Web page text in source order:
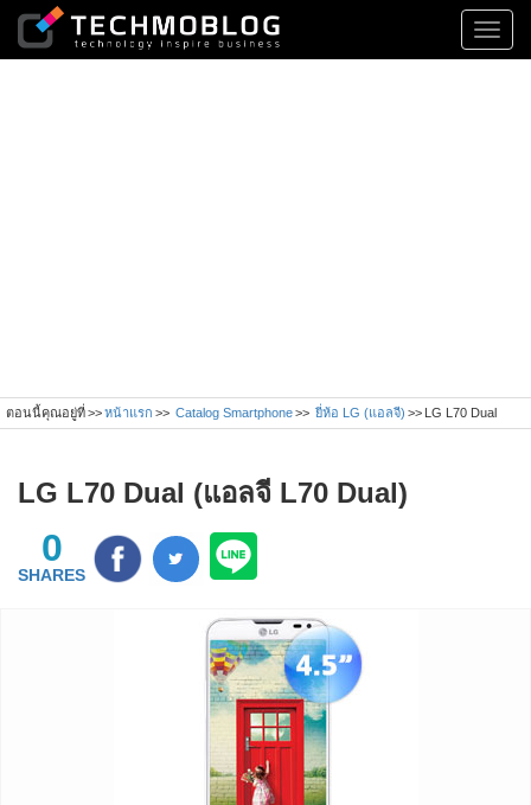
ตอนนี้คุณอยู่ที่ หน้าแรก Catalog Smartphone ยี่ห้อ LG (แอลจี) LG L70 Dual
LG L70 Dual (แอลจี L70 Dual)
0
SHARES